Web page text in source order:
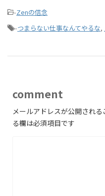
-Zenの信念
-つまらない仕事なんてやるな,
comment
メールアドレスが公開される
る欄は必須項目です